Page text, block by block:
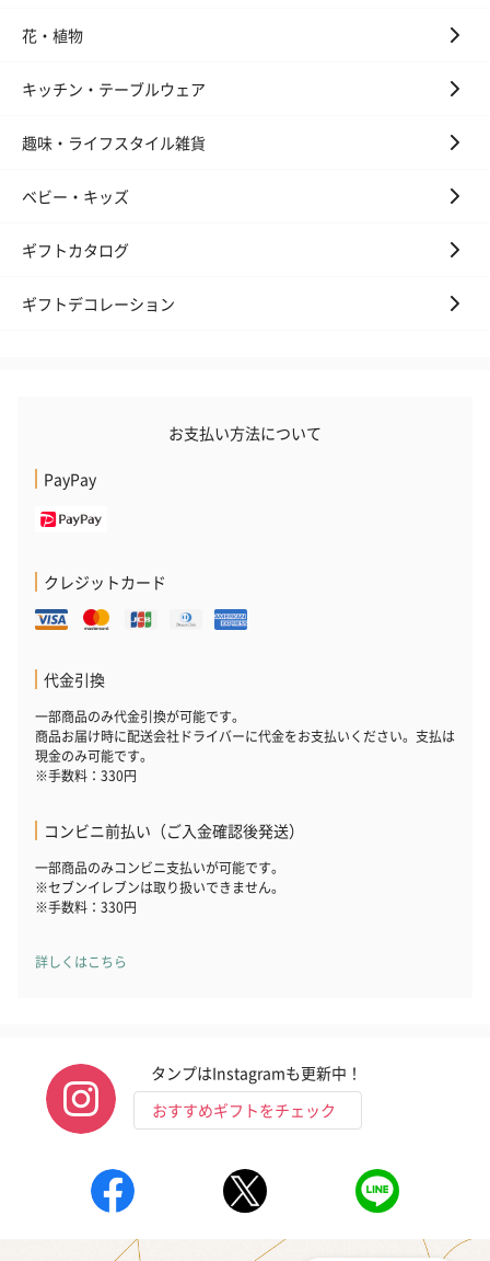
還暦祝いちょい足しギフト
す。
花・植物
キッチン・テーブルウェア
趣味・ライフスタイル雑貨
ベビー・キッズ
ギフトカタログ
ギフトデコレーション
お支払い方法について
PayPay
クレジットカード
代金引換
一部商品のみ代金引換が可能です。
商品お届け時に配送会社ドライバーに代金をお支払いください。支払は
現金のみ可能です。
※手数料：330円
コンビニ前払い（ご入金確認後発送）
一部商品のみコンビニ支払いが可能です。
※セブンイレブンは取り扱いできません。
※手数料：330円
詳しくはこちら
タンプはInstagramも更新中！
おすすめギフトをチェック